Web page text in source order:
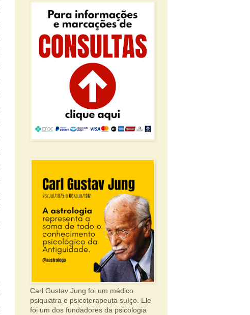
Carl Gustav Jung foi um médico
psiquiatra e psicoterapeuta suíço. Ele
foi um dos fundadores da psicologia